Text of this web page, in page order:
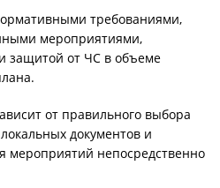
требованиями,
мероприятиями,
защитой от ЧС в объеме
от правильного выбора
документов и
мероприятий непосредственно